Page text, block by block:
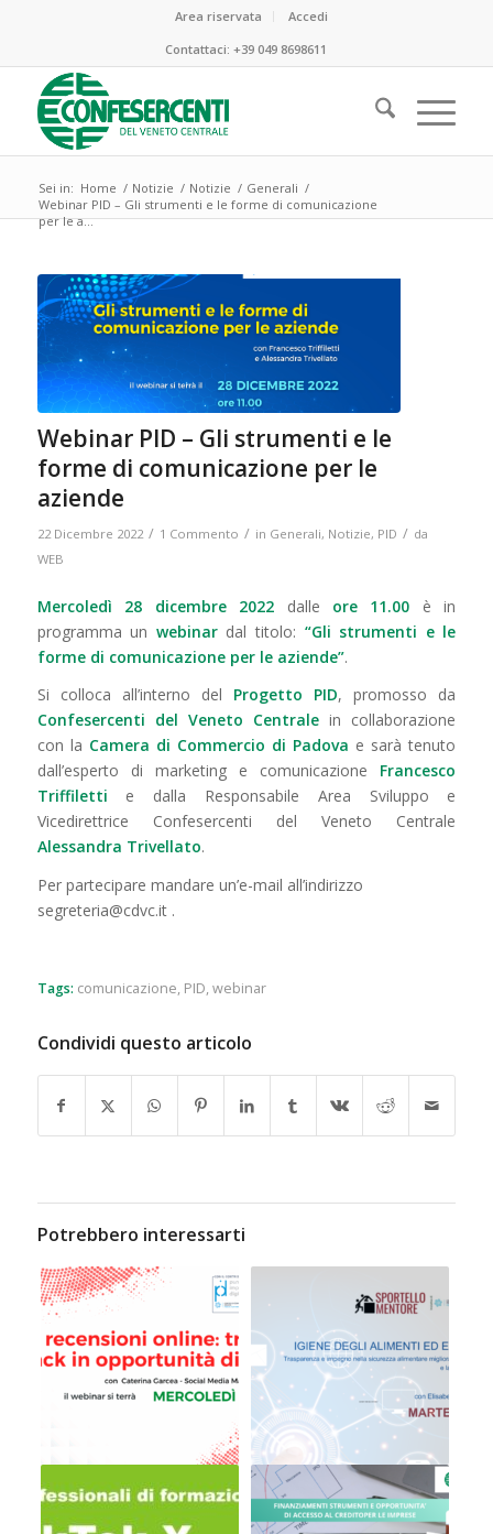
Area riservata
Accedi
Contattaci:+39 049 8698611
Sei in: Home / Notizie / Notizie / Generali /
Webinar PID – Gli strumenti e le forme di comunicazione
per le a...
Webinar PID – Gli strumenti e le
forme di comunicazione per le
aziende
22 Dicembre 2022 / 1 Commento / in Generali, Notizie, PID / da
WEB
Mercoledì 28 dicembre 2022 dalle ore 11.00 è in
programma un webinardal titolo: “Gli strumenti e le
forme di comunicazione per le aziende”.
Si colloca all’interno del Progetto PID, promosso da
Confesercenti del Veneto Centrale in collaborazione
con la Camera di Commercio di Padova e sarà tenuto
dall’esperto di marketing e comunicazione Francesco
Triffiletti e dalla Responsabile Area Sviluppo e
Vicedirettrice Confesercenti del Veneto Centrale
Alessandra Trivellato.
Per partecipare mandare un’e-mail all’indirizzo
segreteria@cdvc.it .
Tags: comunicazione, PID, webinar
Condividi questo articolo
Potrebbero interessarti